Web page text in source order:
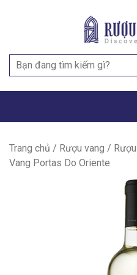
Search
for:
Trang chủ / Rượu vang /
Vang Portas Do Oriente